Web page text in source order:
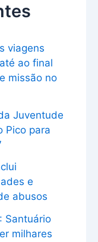
viagens
ao final
missão no
Juventude
Pico para
e
abusos
Santuário
milhares